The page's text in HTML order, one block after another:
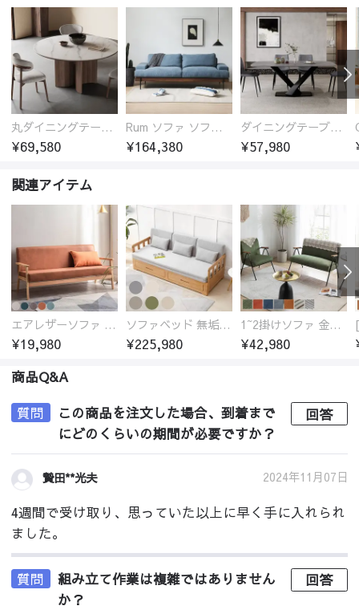
丸ダイニングテーブル セラミック天板 耐熱 キズに強い 丸型 北欧 無垢材 円卓 円型
¥69,580
Rum ソファ ソファー おしゃれ 1人掛け～4人掛け ウォールナットorオーク材フレーム 西海岸風 肘掛
¥164,380
ダイニングテーブル おしゃれ セラミック天板 大理石柄 食卓 4人用 4人 6人 140cm 160cm 180cm 耐久性 耐熱 食事テーブル
¥57,980
関連アイテム
エアレザーソファ おしゃれ 無地 1人用 二人掛け 3人掛け
¥19,980
ソファベッド 無垢材フレーム
¥225,980
1~2掛けソファ 金属フレーム 高反発ウレタン
¥42,980
商品Q&A
質問
この商品を注文した場合、到着まで
にどのくらいの期間が必要ですか？
回答
贄田**光夫 2024年11月07日
4週間で受け取り、思っていた以上に早く手に入れられ
ました。
質問
組み立て作業は複雑ではありません
か？
回答